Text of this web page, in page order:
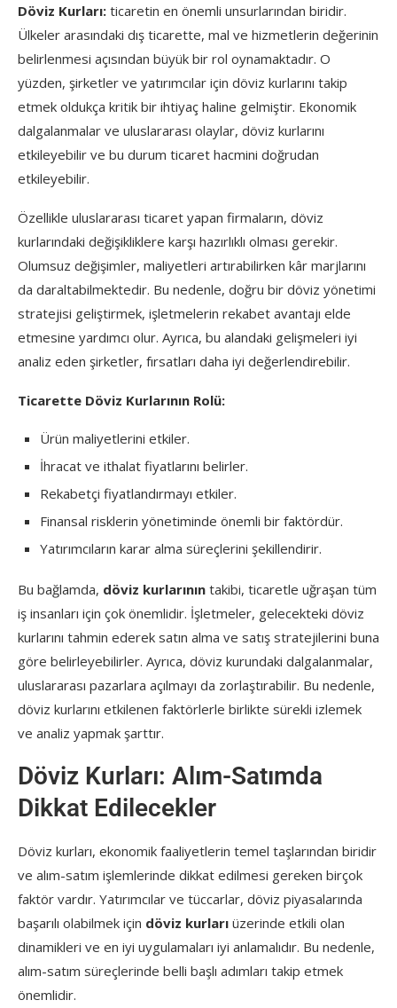
Döviz Kurları: ticaretin en önemli unsurlarından biridir.
Ülkeler arasındaki dış ticarette, mal ve hizmetlerin değerinin
belirlenmesi açısından büyük bir rol oynamaktadır. O
yüzden, şirketler ve yatırımcılar için döviz kurlarını takip
etmek oldukça kritik bir ihtiyaç haline gelmiştir. Ekonomik
dalgalanmalar ve uluslararası olaylar, döviz kurlarını
etkileyebilir ve bu durum ticaret hacmini doğrudan
etkileyebilir.
Özellikle uluslararası ticaret yapan firmaların, döviz
kurlarındaki değişikliklere karşı hazırlıklı olması gerekir.
Olumsuz değişimler, maliyetleri artırabilirken kâr marjlarını
da daraltabilmektedir. Bu nedenle, doğru bir döviz yönetimi
stratejisi geliştirmek, işletmelerin rekabet avantajı elde
etmesine yardımcı olur. Ayrıca, bu alandaki gelişmeleri iyi
analiz eden şirketler, fırsatları daha iyi değerlendirebilir.
Ticarette Döviz Kurlarının Rolü:
Ürün maliyetlerini etkiler.
İhracat ve ithalat fiyatlarını belirler.
Rekabetçi fiyatlandırmayı etkiler.
Finansal risklerin yönetiminde önemli bir faktördür.
Yatırımcıların karar alma süreçlerini şekillendirir.
Bu bağlamda, döviz kurlarının takibi, ticaretle uğraşan tüm
iş insanları için çok önemlidir. İşletmeler, gelecekteki döviz
kurlarını tahmin ederek satın alma ve satış stratejilerini buna
göre belirleyebilirler. Ayrıca, döviz kurundaki dalgalanmalar,
uluslararası pazarlara açılmayı da zorlaştırabilir. Bu nedenle,
döviz kurlarını etkilenen faktörlerle birlikte sürekli izlemek
ve analiz yapmak şarttır.
Döviz Kurları: Alım-Satımda
Dikkat Edilecekler
Döviz kurları, ekonomik faaliyetlerin temel taşlarından biridir
ve alım-satım işlemlerinde dikkat edilmesi gereken birçok
faktör vardır. Yatırımcılar ve tüccarlar, döviz piyasalarında
başarılı olabilmek için döviz kurları üzerinde etkili olan
dinamikleri ve en iyi uygulamaları iyi anlamalıdır. Bu nedenle,
alım-satım süreçlerinde belli başlı adımları takip etmek
önemlidir.